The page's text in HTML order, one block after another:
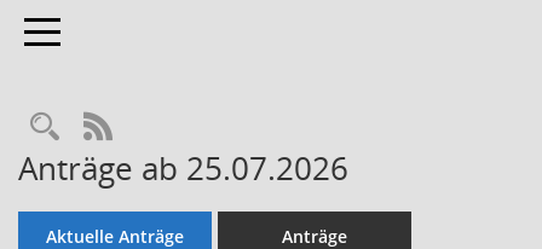
Toggle navigation
Rechercheauswahl
RSS-Feed
Anträge ab 25.07.2026
Aktuelle Anträge Anträge